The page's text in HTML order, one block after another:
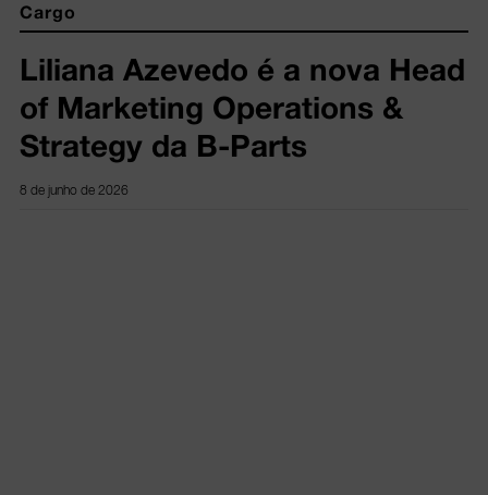
Cargo
Liliana Azevedo é a nova Head
of Marketing Operations &
Strategy da B-Parts
8 de junho de 2026